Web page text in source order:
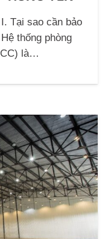
Tại sao cần bảo
thống phòng
là…